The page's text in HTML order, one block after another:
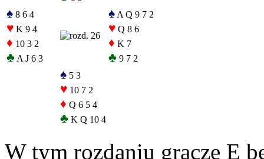
♠ 8 6 4
♥ K 9 4
♦ 10 3 2
♣ A J 6 3
♠ A Q 9 7 2
♥ Q 8 6
♦ K 7
♣ 9 7 2
♠ 5 3
♥ 10 7 2
♦ Q 6 5 4
♣ K Q 10 4
W tym rozdaniu gracze E